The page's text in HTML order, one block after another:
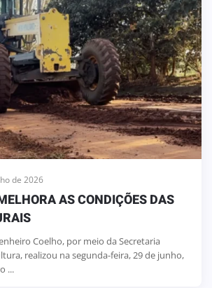
de 2026
AS CONDIÇÕES DAS
Coelho, por meio da Secretaria
realizou na segunda-feira, 29 de junho,
...